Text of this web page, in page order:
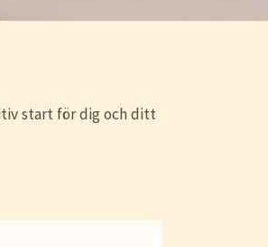
start för dig och ditt